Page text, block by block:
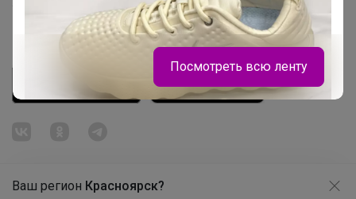
Ваш регион Красноярск?
Укорачиватель ссылок
Посмотреть всю ленту
Продолжая использовать этот сайт и нажимая кнопку